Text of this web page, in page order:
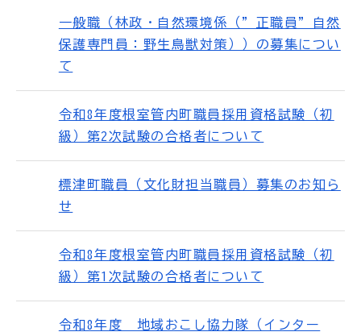
一般職（林政・自然環境係（”正職員”自然
保護専門員：野生鳥獣対策））の募集につい
て
令和8年度根室管内町職員採用資格試験（初
級）第2次試験の合格者について
標津町職員（文化財担当職員）募集のお知ら
せ
令和8年度根室管内町職員採用資格試験（初
級）第1次試験の合格者について
令和8年度 地域おこし協力隊（インター